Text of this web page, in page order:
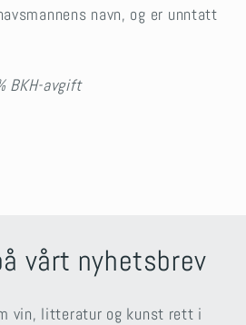
navn, og er unntatt
BKH-avgift
vårt nyhetsbrev
vin, litteratur og kunst rett i